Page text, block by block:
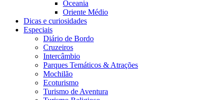
Oceania
Oriente Médio
Dicas e curiosidades
Especiais
Diário de Bordo
Cruzeiros
Intercâmbio
Parques Temáticos & Atrações
Mochilão
Ecoturismo
Turismo de Aventura